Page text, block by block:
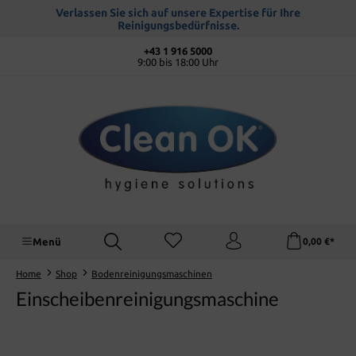
springenVerlassen Sie sich auf unsere Expertise für Ihre
Reinigungsbedürfnisse.
+43 1 916 5000
9:00 bis 18:00 Uhr
Menü 0,00 €*
Home Shop Bodenreinigungsmaschinen
Einscheibenreinigungsmaschine